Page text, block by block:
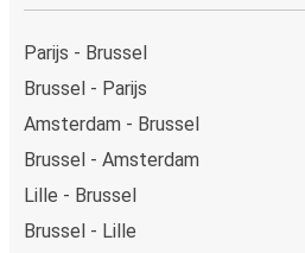
Parijs - Brussel
Brussel - Parijs
Amsterdam - Brussel
Brussel - Amsterdam
Lille - Brussel
Brussel - Lille